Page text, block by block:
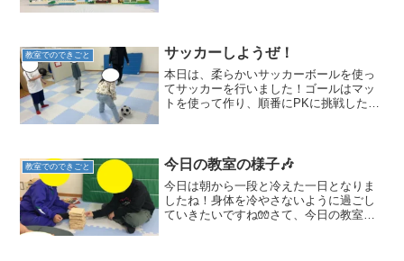
た🍱「お母さんに...
教室でのできごと サッカーしようぜ！
本日は、柔らかいサッカーボールを使っ
てサッカーを行いました！ゴールはマッ
トを使って作り、順番にPKに挑戦した
姿が見られました。ゴール...
教室でのできごと 今日の教室の様子🎶
今日は朝から一段と冷えた一日となりま
したね！身体を冷やさないように過ごし
ていきたいですね🧤さて、今日の教室の